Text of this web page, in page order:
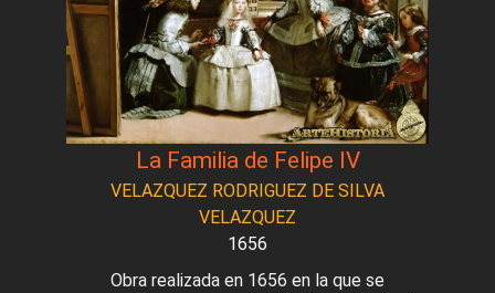
La Familia de Felipe IV
VELAZQUEZ RODRIGUEZ DE SILVA
VELAZQUEZ
1656
Obra realizada en 1656 en la que se